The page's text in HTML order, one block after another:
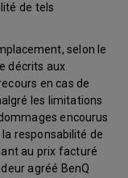
de tels
selon le
décrits aux
en cas de
les limitations
encourus
responsabilité de
au prix facturé
agréé BenQ